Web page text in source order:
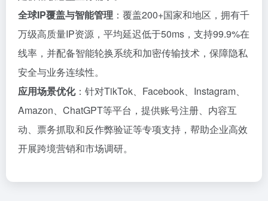
全球IP覆盖与智能管理 ：覆盖200+国家和地区，拥有千
万级高质量IP资源，平均延迟低于50ms，支持99.9%在
线率，并配备智能轮换系统和加密传输技术，保障隐私
安全与业务连续性。
应用场景优化：针对TikTok、Facebook、Instagram、
Amazon、ChatGPT等平台，提供账号注册、内容互
动、票务抓取和反作弊验证等专项支持，帮助企业高效
开展跨境营销和市场调研。